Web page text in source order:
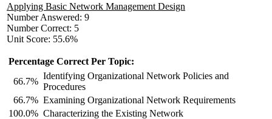
Applying Basic Network Management Design
Number Answered: 9
Number Correct: 5
Unit Score: 55.6%
Percentage Correct Per Topic:
66.7%
Identifying Organizational Network Policies and
Procedures
66.7% Examining Organizational Network Requirements
100.0% Characterizing the Existing Network